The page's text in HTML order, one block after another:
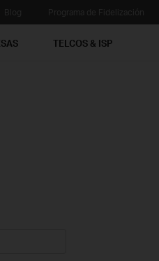
TELCOS & ISP